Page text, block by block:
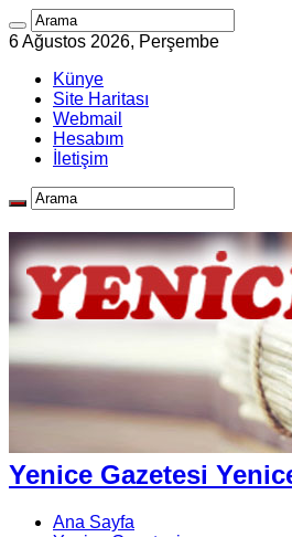
6 Ağustos 2026, Perşembe
Künye
Site Haritası
Webmail
Hesabım
İletişim
Yenice Gazetesi
Ana Sayfa